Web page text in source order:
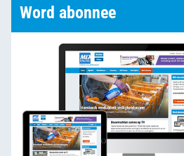
Word abonnee